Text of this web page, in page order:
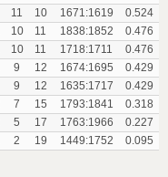
11 10 1671:1619
0.524
10 11 1838:1852
0.476
10 11 1718:1711
0.476
9 12 1674:1695
0.429
9 12 1635:1717
0.429
7 15 1793:1841
0.318
5 17 1763:1966
0.227
2 19 1449:1752 0.095